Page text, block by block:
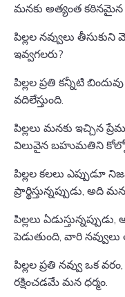
మనకు అత్యంత కఠినమైన
పిల్లల నవ్వులు
ఇవ్వగలరు?
పిల్లల ప్రతి కన్నీటి
వదిలేస్తుంది.
పిల్లలు మనకు ఇచ్చిన
విలువైన బహుమతిని
పిల్లల కలలు
ప్రార్థిస్తున్నప్పుడు,
పిల్లలు
పెడుతుంది, వారి
పిల్లల ప్రతి నవ్వు ఒక
రక్షించడమే మన ధర్మం.